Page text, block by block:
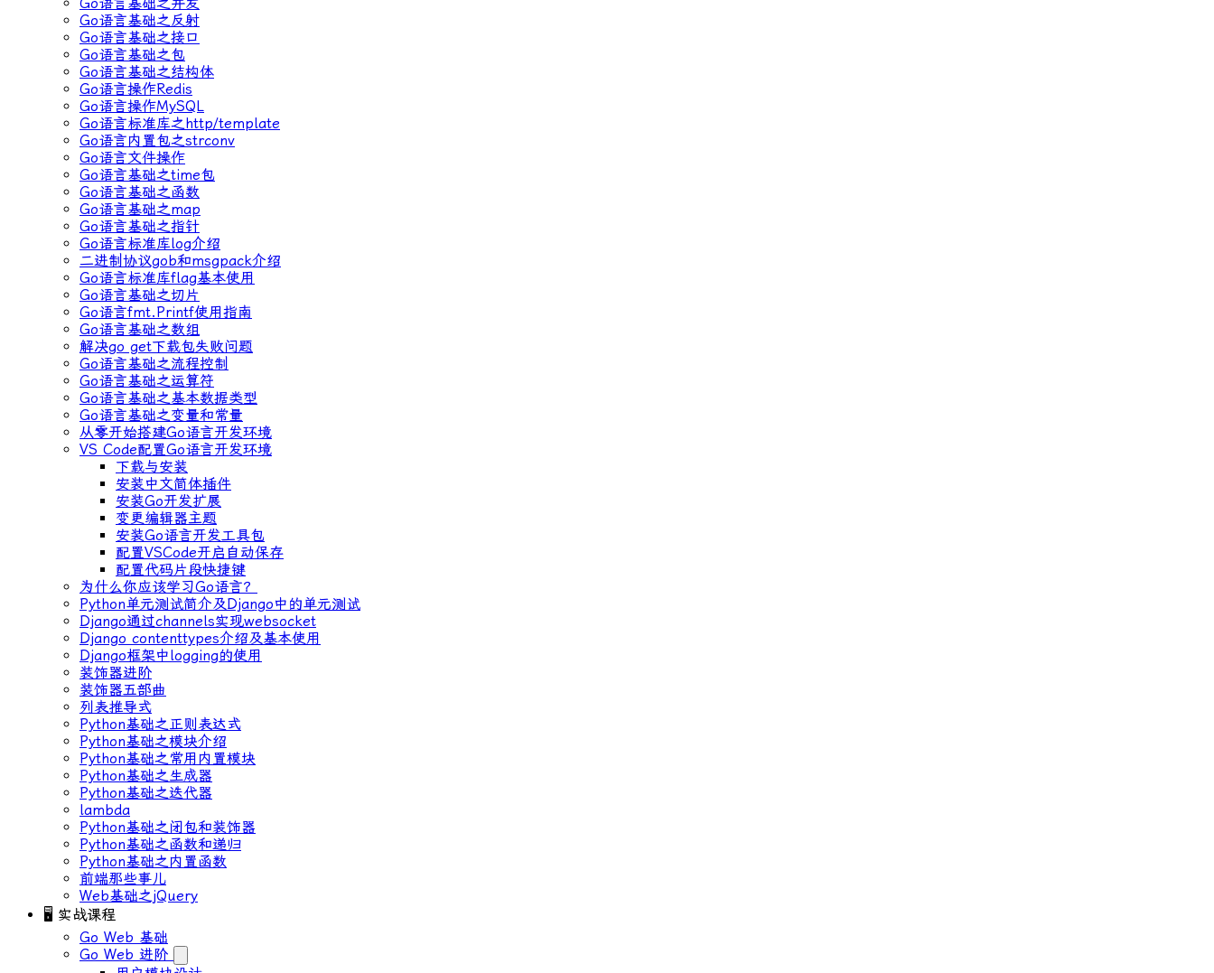
Go语言基础之反射
Go语言基础之接口
Go语言基础之包
Go语言基础之结构体
Go语言操作Redis
Go语言操作MySQL
Go语言标准库之http/template
Go语言内置包之strconv
Go语言文件操作
Go语言基础之time包
Go语言基础之函数
Go语言基础之map
Go语言基础之指针
Go语言标准库log介绍
二进制协议gob和msgpack介绍
Go语言标准库flag基本使用
Go语言基础之切片
Go语言fmt.Printf使用指南
Go语言基础之数组
解决go get下载包失败问题
Go语言基础之流程控制
Go语言基础之运算符
Go语言基础之基本数据类型
Go语言基础之变量和常量
从零开始搭建Go语言开发环境
VS Code配置Go语言开发环境
下载与安装
安装中文简体插件
安装Go开发扩展
变更编辑器主题
安装Go语言开发工具包
配置VSCode开启自动保存
配置代码片段快捷键
为什么你应该学习Go语言？
Python单元测试简介及Django中的单元测试
Django通过channels实现websocket
Django contenttypes介绍及基本使用
Django框架中logging的使用
装饰器进阶
装饰器五部曲
列表推导式
Python基础之正则表达式
Python基础之模块介绍
Python基础之常用内置模块
Python基础之生成器
Python基础之迭代器
lambda
Python基础之闭包和装饰器
Python基础之函数和递归
Python基础之内置函数
前端那些事儿
Web基础之jQuery
🖥 实战课程
Go Web 基础
Go Web 进阶